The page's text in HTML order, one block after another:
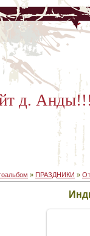
д.
» ПРАЗДНИКИ »